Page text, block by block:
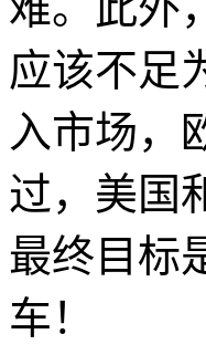
应该不足
入市场，
过，美国
最终目标
车！